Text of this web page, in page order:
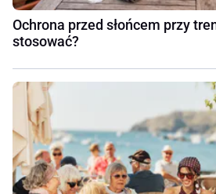
Ochrona przed słońcem przy
stosować?